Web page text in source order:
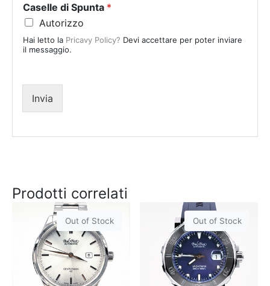
t
e
s
+
Caselle di Spunta *
Autorizzo
Hai letto la Pricavy Policy? Devi accettare per poter inviare
il messaggio.
Invia
Prodotti correlati
Out of Stock Out of Stock